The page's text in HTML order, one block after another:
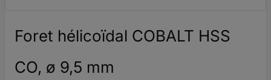
Foret hélicoïdal COBALT HSS
CO, ø 9,5 mm